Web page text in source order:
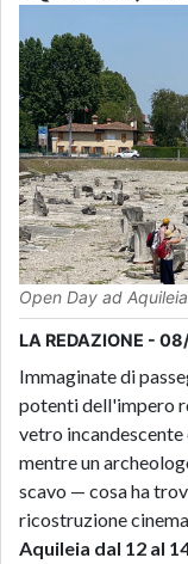
Open Day ad Aquileia
LA REDAZIONE -
Immaginate di
potenti dell'impero
vetro incandescente
mentre un
scavo — cosa ha
ricostruzione
Aquileia dal 12 al